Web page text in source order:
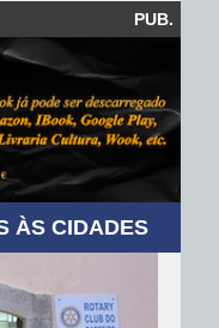
PUB.
ÀS CIDADES